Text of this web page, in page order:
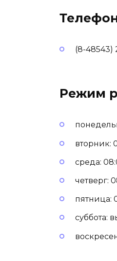
(8-48543)
Режим
вторник:
среда:
четверг:
пятница:
суббота: